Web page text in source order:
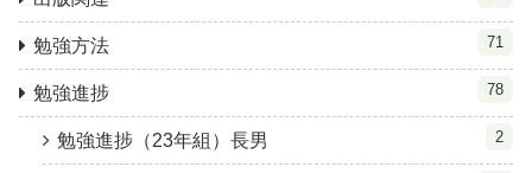
勉強方法 71
勉強進捗 78
勉強進捗（23年組）長男 2